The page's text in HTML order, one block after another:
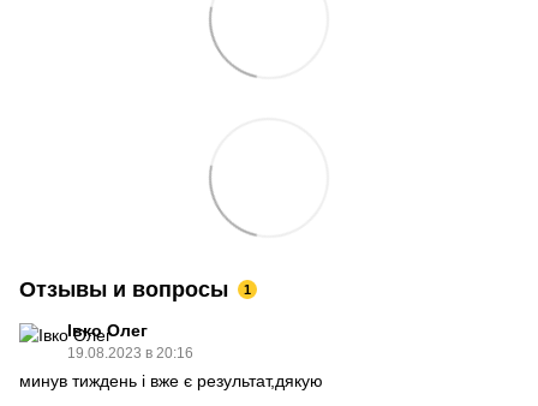
Отзывы и вопросы 1
Івко Олег
19.08.2023 в 20:16
минув тиждень і вже є результат,дякую